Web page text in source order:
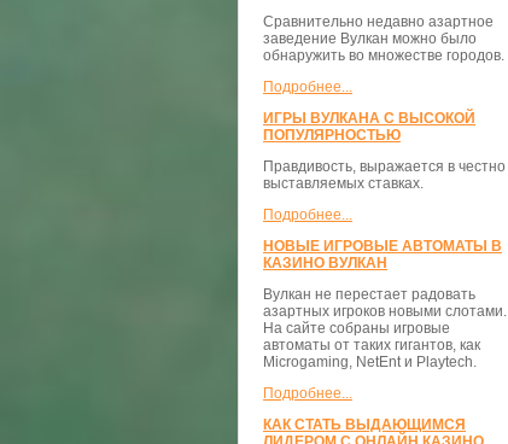
Сравнительно недавно азартное
заведение Вулкан можно было
обнаружить во множестве городов.
Подробнее...
ИГРЫ ВУЛКАНА С ВЫСОКОЙ
ПОПУЛЯРНОСТЬЮ
Правдивость, выражается в честно
выставляемых ставках.
Подробнее...
НОВЫЕ ИГРОВЫЕ АВТОМАТЫ В
КАЗИНО ВУЛКАН
Вулкан не перестает радовать
азартных игроков новыми слотами.
На сайте собраны игровые
автоматы от таких гигантов, как
Microgaming, NetEnt и Playtech.
Подробнее...
КАК СТАТЬ ВЫДАЮЩИМСЯ